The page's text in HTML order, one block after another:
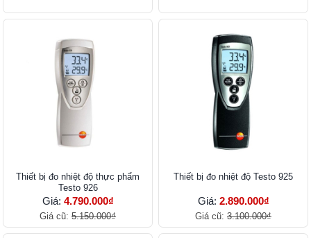
Thiết bị đo nhiệt độ thực phẩm
Testo 926
Giá: 4.790.000₫
Giá cũ: 5.150.000₫
Thiết bị đo nhiệt độ Testo 925
Giá: 2.890.000₫
Giá cũ: 3.100.000₫